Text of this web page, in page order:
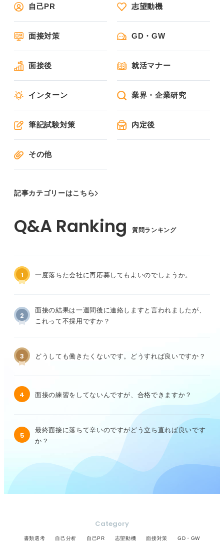
自己PR 志望動機
面接対策 GD・GW
面接後 就活マナー
インターン 業界・企業研究
筆記試験対策 内定後
その他
記事カテゴリーはこちら
質問ランキング
1 一度落ちた会社に再応募してもよいのでしょうか。
2
面接の結果は一週間後に連絡しますと言われましたが、
これって不採用ですか？
3 どうしても働きたくないです。どうすれば良いですか？
4 面接の練習をしてないんですが、合格できますか？
5
最終面接に落ちて辛いのですがどう立ち直れば良いです
か？
Category
書類選考 自己分析 自己PR 志望動機 面接対策 GD・GW